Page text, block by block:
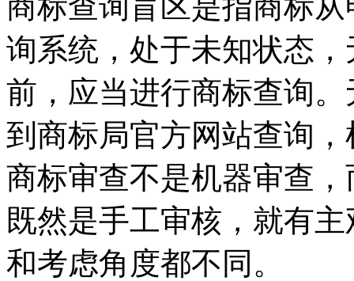
询系统，处于未知状态
前，应当进行商标查询
到商标局官方网站查询
商标审查不是机器审查
既然是手工审核，就有
和考虑角度都不同。